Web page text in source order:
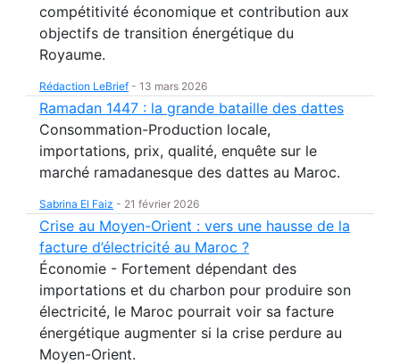
compétitivité économique et contribution aux
objectifs de transition énergétique du
Royaume.
Rédaction LeBrief - 13 mars 2026
Ramadan 1447 : la grande bataille des dattes
Consommation-Production locale,
importations, prix, qualité, enquête sur le
marché ramadanesque des dattes au Maroc.
Sabrina El Faiz - 21 février 2026
Crise au Moyen-Orient : vers une hausse de la
facture d’électricité au Maroc ?
Économie - Fortement dépendant des
importations et du charbon pour produire son
électricité, le Maroc pourrait voir sa facture
énergétique augmenter si la crise perdure au
Moyen-Orient.